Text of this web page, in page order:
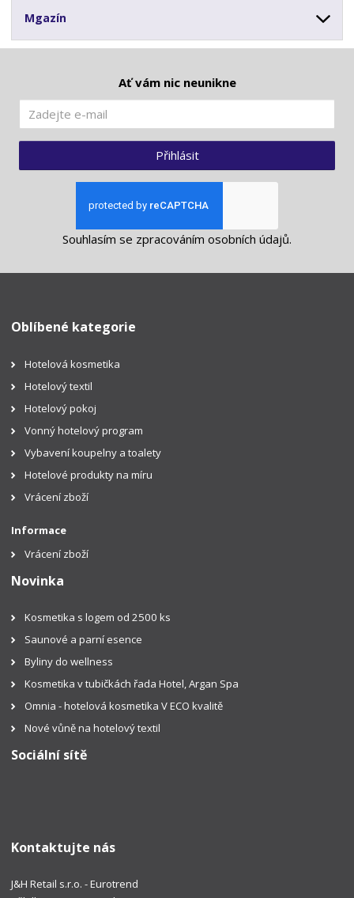
Mgazín
Ať vám nic neunikne
Přihlásit
Souhlasím se zpracováním osobních údajů.
Oblíbené kategorie
Hotelová kosmetika
Hotelový textil
Hotelový pokoj
Vonný hotelový program
Vybavení koupelny a toalety
Hotelové produkty na míru
Vrácení zboží
Informace
Vrácení zboží
Novinka
Kosmetika s logem od 2500 ks
Saunové a parní esence
Byliny do wellness
Kosmetika v tubičkách řada Hotel, Argan Spa
Omnia - hotelová kosmetika V ECO kvalitě
Nové vůně na hotelový textil
Sociální sítě
Kontaktujte nás
J&H Retail s.r.o. - Eurotrend